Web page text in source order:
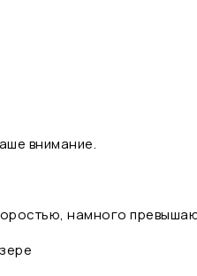
внимание.
намного